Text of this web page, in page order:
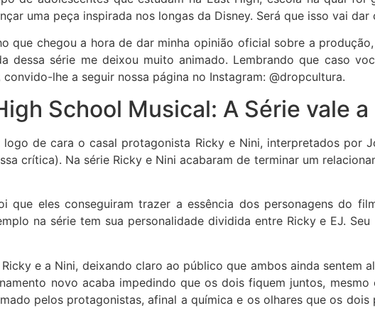
uma peça inspirada nos longas da Disney. Será que isso vai dar
que chegou a hora de dar minha opinião oficial sobre a
dessa série me deixou muito animado. Lembrando que caso
lhe a seguir nossa página no Instagram: @dropcultura.
School Musical: A Série vale a
de cara o casal protagonista Ricky e Nini, interpretados por
crítica). Na série Ricky e Nini acabaram de terminar um
que eles conseguiram trazer a essência dos personagens do
na série tem sua personalidade dividida entre Ricky e EJ.
e a Nini, deixando claro ao público que ambos ainda
novo acaba impedindo que os dois fiquem juntos,
pelos protagonistas, afinal a química e os olhares que os